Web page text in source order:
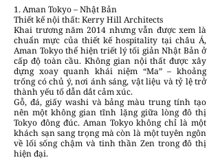
1. Aman Tokyo – Nhật Bản
Thiết kế nội thất: Kerry Hill Architects
Khai trương năm 2014 nhưng vẫn được xem là
chuẩn mực của thiết kế hospitality tại châu Á,
Aman Tokyo thể hiện triết lý tối giản Nhật Bản ở
cấp độ toàn cầu. Không gian nội thất được xây
dựng xoay quanh khái niệm “Ma” – khoảng
trống có chủ ý, nơi ánh sáng, vật liệu và tỷ lệ trở
thành yếu tố dẫn dắt cảm xúc.
Gỗ, đá, giấy washi và bảng màu trung tính tạo
nên một không gian tĩnh lặng giữa lòng đô thị
Tokyo đông đúc. Aman Tokyo không chỉ là một
khách sạn sang trọng mà còn là một tuyên ngôn
về lối sống chậm và tinh thần Zen trong đô thị
hiện đại.